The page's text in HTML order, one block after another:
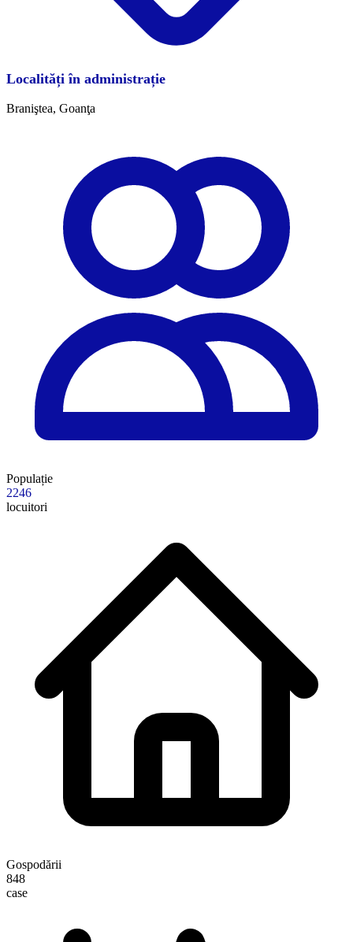
Localități în administrație
Braniştea, Goanţa
Populație
2246
locuitori
Gospodării
848
case